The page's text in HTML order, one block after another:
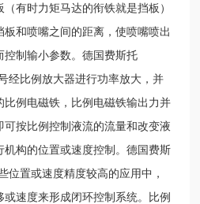
有时力矩马达的衔铁就是挡板）
和喷嘴之间的距离，使喷嘴喷出
控制输小参数。德国费斯托
经比例放大器进行功率放大，并
例电磁铁，比例电磁铁输出力并
按比例控制液流的流量和改变液
构的位置或速度控制。德国费斯
位置或速度精度较高的应用中，
速度来形成闭环控制系统。比例